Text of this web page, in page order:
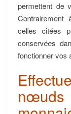
permettent de
Contrairement
celles citées
conservées
fonctionner vos
nœuds